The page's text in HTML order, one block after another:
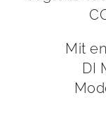
Mit
DI